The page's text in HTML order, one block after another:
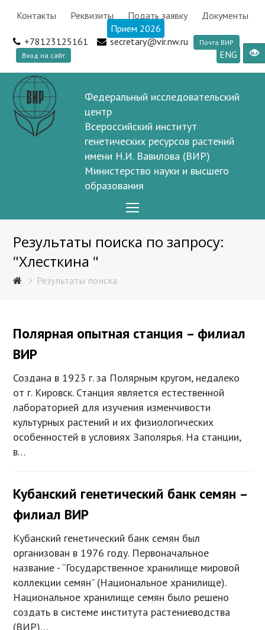
Контакты Реквизиты Подать заявку
Документы
Прием 2026
+78123125161
secretary@vir.nw.ru
Почта ВИР
Вход на сайт
ENG
Федеральный исследовательский
центр
Всероссийский институт
генетических ресурсов растений
имени Н.И. Вавилова (ВИР)
Министерство науки и высшего
образования
Menu
Результаты поиска по запросу:
"Хлесткина "
Результаты поиска
Полярная опытная станция – филиал
ВИР
Создана в 1923 г. за Полярным кругом, недалеко
от г. Кировск. Станция является естественной
лабораторией для изучения изменчивости
культурных растений и их физиологических
особенностей в условиях Заполярья. На станции,
в…
Кубанский генетический банк семян –
филиал ВИР
Кубанский генетический банк семян был
организован в 1976 году. Первоначальное
название - “Государственное хранилище мировой
коллекции семян” (Национальное хранилище).
Национальное хранилище семян было решено
создать в системе института растениеводства
(ВИР)…